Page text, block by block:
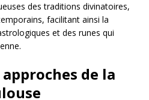
des traditions divinatoires,
facilitant ainsi la
et des runes qui
de la